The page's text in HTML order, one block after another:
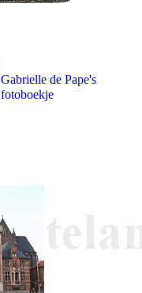
Gabrielle de Pape's
fotoboekje